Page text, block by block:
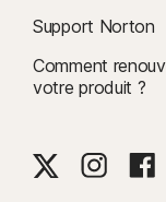
Support Norton
Comment
votre produit ?